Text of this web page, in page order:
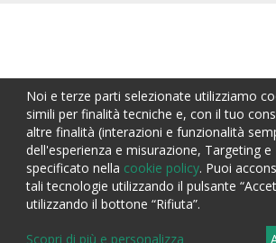
Noi e terze parti selezionate utilizziamo
simili per finalità tecniche e, con il tuo
altre finalità (interazioni e funzionalità
dell'esperienza e misurazione, Targeting
specificato nella cookie policy. Puoi
tali tecnologie utilizzando il pulsante
utilizzando il bottone “Rifiuta”.
Scopri di più e personalizza